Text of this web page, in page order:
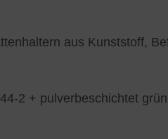
aus Kunststoff,
2 + pulverbeschichtet